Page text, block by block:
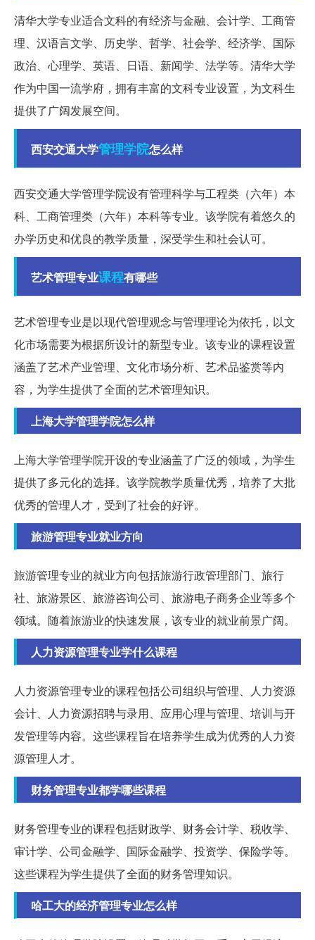
清华大学专业适合文科的有经济与金融、会计学、工商管
理、汉语言文学、历史学、哲学、社会学、经济学、国际
政治、心理学、英语、日语、新闻学、法学等。清华大学
作为中国一流学府，拥有丰富的文科专业设置，为文科生
提供了广阔发展空间。
西安交通大学管理学院怎么样
西安交通大学管理学院设有管理科学与工程类（六年）本
科、工商管理类（六年）本科等专业。该学院有着悠久的
办学历史和优良的教学质量，深受学生和社会认可。
艺术管理专业课程有哪些
艺术管理专业是以现代管理观念与管理理论为依托，以文
化市场需要为根据所设计的新型专业。该专业的课程设置
涵盖了艺术产业管理、文化市场分析、艺术品鉴赏等内
容，为学生提供了全面的艺术管理知识。
上海大学管理学院怎么样
上海大学管理学院开设的专业涵盖了广泛的领域，为学生
提供了多元化的选择。该学院教学质量优秀，培养了大批
优秀的管理人才，受到了社会的好评。
旅游管理专业就业方向
旅游管理专业的就业方向包括旅游行政管理部门、旅行
社、旅游景区、旅游咨询公司、旅游电子商务企业等多个
领域。随着旅游业的快速发展，该专业的就业前景广阔。
人力资源管理专业学什么课程
人力资源管理专业的课程包括公司组织与管理、人力资源
会计、人力资源招聘与录用、应用心理与管理、培训与开
发管理等内容。这些课程旨在培养学生成为优秀的人力资
源管理人才。
财务管理专业都学哪些课程
财务管理专业的课程包括财政学、财务会计学、税收学、
审计学、公司金融学、国际金融学、投资学、保险学等。
这些课程为学生提供了全面的财务管理知识。
哈工大的经济管理专业怎么样